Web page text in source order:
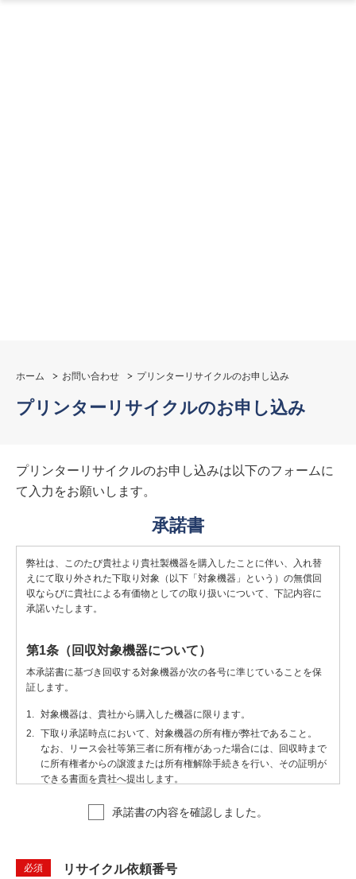
ホーム お問い合わせ プリンターリサイクルのお申し込み
プリンターリサイクルのお申し込み
プリンターリサイクルのお申し込みは以下のフォームに
て入力をお願いします。
承諾書
弊社は、このたび貴社より貴社製機器を購入したことに伴い、入れ替
えにて取り外された下取り対象（以下「対象機器」という）の無償回
収ならびに貴社による有価物としての取り扱いについて、下記内容に
承諾いたします。
第1条（回収対象機器について）
本承諾書に基づき回収する対象機器が次の各号に準じていることを保
証します。
1. 対象機器は、貴社から購入した機器に限ります。
2. 下取り承諾時点において、対象機器の所有権が弊社であること。
なお、リース会社等第三者に所有権があった場合には、回収時まで
に所有権者からの譲渡または所有権解除手続きを行い、その証明が
できる書面を貴社へ提出します。
第2条（分別の義務）
め、対象機器以外の機器や物品を混入・同梱・別便送付することは一
切行わないものとします。
承諾書の内容を確認しました。
必須 リサイクル依頼番号